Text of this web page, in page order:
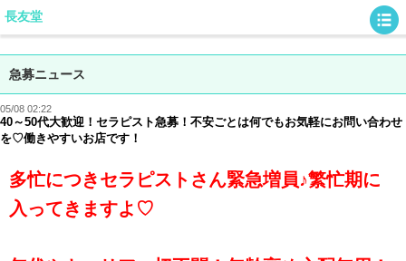
長友堂
急募ニュース
05/08 02:22
40～50代大歓迎！セラピスト急募！不安ごとは何でもお気軽にお問い合わせ
を♡働きやすいお店です！
多忙につきセラピストさん緊急増員♪繁忙期に
入ってきますよ♡